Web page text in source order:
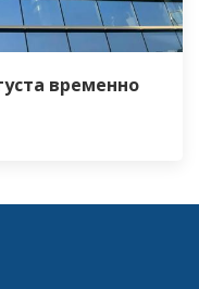
временно